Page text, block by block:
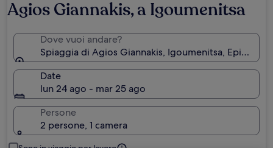
Agios Giannakis, a Igoumenitsa
Dove vuoi andare?
Spiaggia di Agios Giannakis, Igoumenitsa, Epiro,
Date
lun 24 ago - mar 25 ago
Persone
2 persone, 1 camera